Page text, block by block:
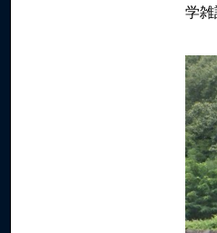
学